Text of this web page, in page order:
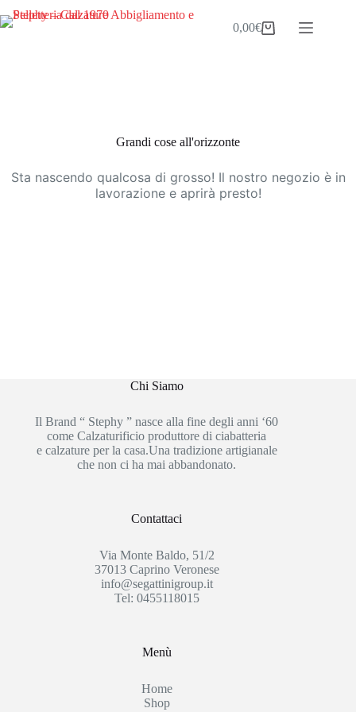
al
Carrello
0,00€
Grandi cose all'orizzonte
Sta nascendo qualcosa di grosso! Il nostro negozio è in
lavorazione e aprirà presto!
Chi Siamo
Il Brand “ Stephy ” nasce alla fine degli anni ‘60
come Calzaturificio produttore di ciabatteria
e calzature per la casa.Una tradizione artigianale
che non ci ha mai abbandonato.
Contattaci
Via Monte Baldo, 51/2
37013 Caprino Veronese
info@segattinigroup.it
Tel: 0455118015
Menù
Home
Shop